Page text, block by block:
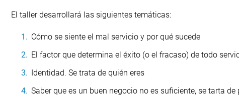
El taller desarrollará las siguientes temáticas:
Cómo se siente el mal servicio y por qué sucede
El factor que determina el éxito (o el fracaso) de todo
Identidad. Se trata de quién eres
Saber que es un buen negocio no es suficiente, se tarta